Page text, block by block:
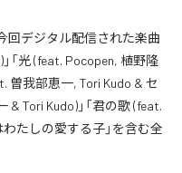
回デジタル配信された楽曲
「光 (feat. Pocopen, 植野隆
曽我部恵一, Tori Kudo & セ
& Tori Kudo)」「君の歌 (feat.
わたしの愛する子」を含む全